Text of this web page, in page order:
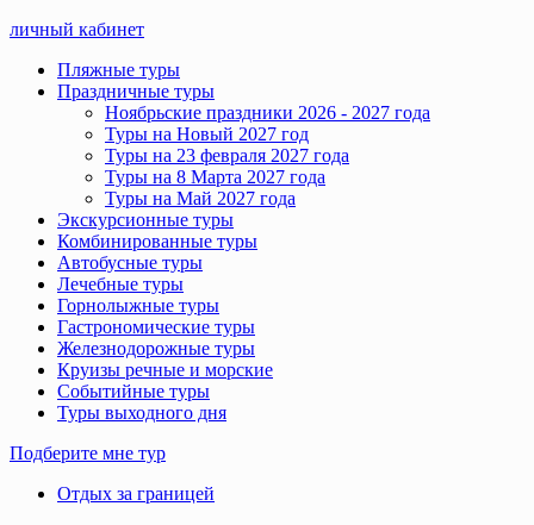
личный кабинет
Пляжные туры
Праздничные туры
Ноябрьские праздники 2026 - 2027 года
Туры на Новый 2027 год
Туры на 23 февраля 2027 года
Туры на 8 Марта 2027 года
Туры на Май 2027 года
Экскурсионные туры
Комбинированные туры
Автобусные туры
Лечебные туры
Горнолыжные туры
Гастрономические туры
Железнодорожные туры
Круизы речные и морские
Событийные туры
Туры выходного дня
Подберите мне тур
Отдых за границей